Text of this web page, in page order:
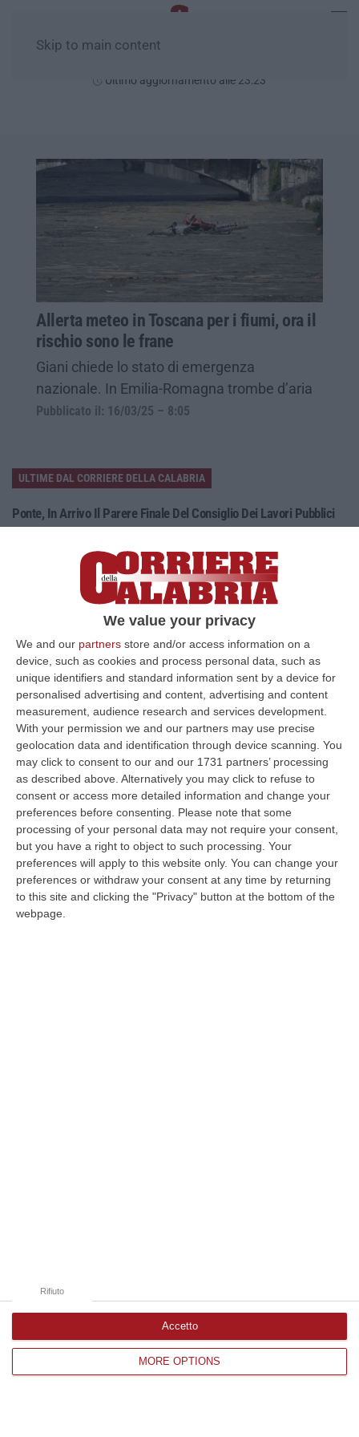
We value your privacy
We and our partners store and/or access information on a
device, such as cookies and process personal data, such as
unique identifiers and standard information sent by a device for
personalised advertising and content, advertising and content
measurement, audience research and services development.
With your permission we and our partners may use precise
geolocation data and identification through device scanning. You
may click to consent to our and our 1731 partners’ processing
as described above. Alternatively you may click to refuse to
consent or access more detailed information and change your
preferences before consenting.
Please note that some
processing of your personal data may not require your consent,
but you have a right to object to such processing. Your
preferences will apply to this website only. You can change your
preferences or withdraw your consent at any time by returning
to this site and clicking the "Privacy" button at the bottom of the
webpage.
MORE OPTIONS
Rifiuto
Accetto
Skip to main content
Ultimo aggiornamento alle 23:23
Allerta meteo in Toscana per i fiumi, ora il
rischio sono le frane
Giani chiede lo stato di emergenza
nazionale. In Emilia-Romagna trombe d’aria
Pubblicato il: 16/03/25 – 8:05
ULTIME DAL CORRIERE DELLA CALABRIA
Ponte, In Arrivo Il Parere Finale Del Consiglio Dei Lavori Pubblici
Stretto. Per domani è atteso il parere finale del Consiglio Superi…
05 Agosto, 23:23
Accoltella Coetaneo Alla Gola Durante Un Litigio, Arrestato
“MAMMOLA Un sessantenne, F.S., originario della piana di Gioia Tauro, è
stato arrestato dai carabinieri a Cinquefrondi perché accusato del t…
05 Agosto, 22:07
Ciclovia Dei Parchi Della Calabria: Al Via La Messa In Sicurezza
Del Tratto Fabrizia – Serra San Bruno
“SERRA SAN BRUNO Partono i lavori di riqualificazione e miglioramento
della sicurezza lungo la Ciclovia dei Parchi della Calabria, concentra…
05 Agosto, 21:56
Tari, Senese: «Rendere Efficiente Il Sistema Per Ridurre I Costi
Per I Cittadini E Aumentare I Salari»
“CATANZARO A Lamezia Terme la Tari aumenta del 6,2% per le famiglie e
del 17% per le imprese; a Crotone del 6,9%; a Catanzaro dell’1,63%. A…
05 Agosto, 21:23
Corriere delle Calabria è una testata giornalistica di News&Com S.r.l